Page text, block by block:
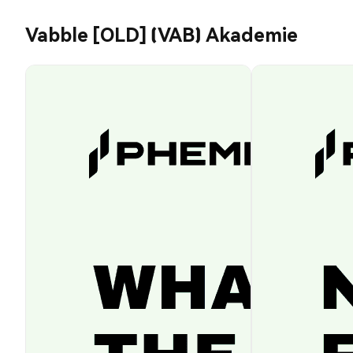
Vabble [OLD] (VAB) Akademie